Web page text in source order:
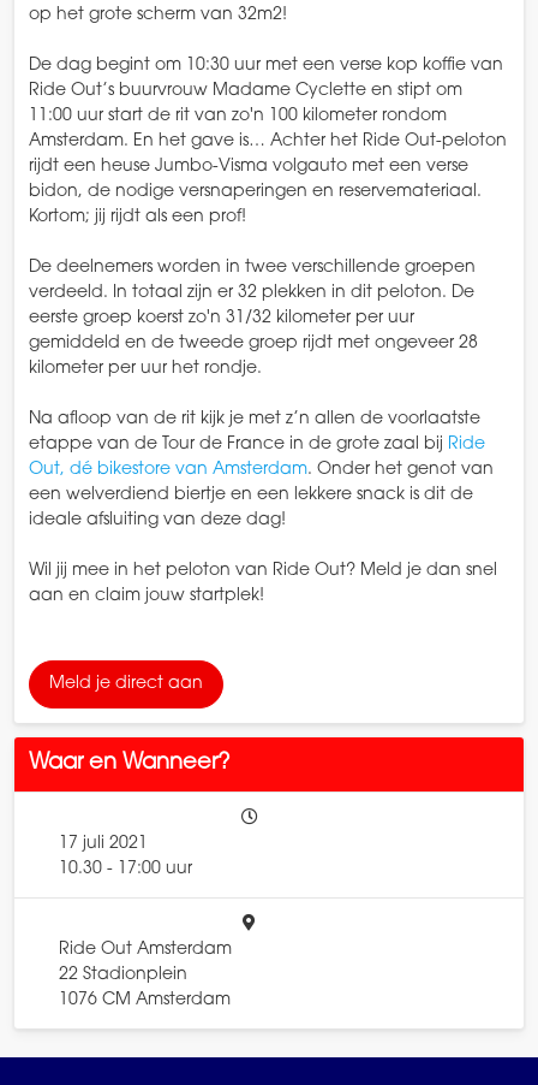
op het grote scherm van 32m2!
De dag begint om 10:30 uur met een verse kop koffie van
Ride Out’s buurvrouw Madame Cyclette en stipt om
11:00 uur start de rit van zo'n 100 kilometer rondom
Amsterdam. En het gave is… Achter het Ride Out-peloton
rijdt een heuse Jumbo-Visma volgauto met een verse
bidon, de nodige versnaperingen en reservemateriaal.
Kortom; jij rijdt als een prof!
De deelnemers worden in twee verschillende groepen
verdeeld. In totaal zijn er 32 plekken in dit peloton. De
eerste groep koerst zo'n 31/32 kilometer per uur
gemiddeld en de tweede groep rijdt met ongeveer 28
kilometer per uur het rondje.
Na afloop van de rit kijk je met z’n allen de voorlaatste
etappe van de Tour de France in de grote zaal bij Ride
Out, dé bikestore van Amsterdam. Onder het genot van
een welverdiend biertje en een lekkere snack is dit de
ideale afsluiting van deze dag!
Wil jij mee in het peloton van Ride Out? Meld je dan snel
aan en claim jouw startplek!
Meld je direct aan
Waar en Wanneer?
17 juli 2021
10.30 - 17:00 uur
Ride Out Amsterdam
22 Stadionplein
1076 CM Amsterdam